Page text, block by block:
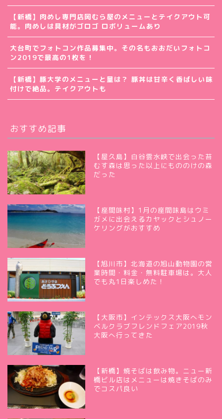
【新橋】肉めし専門店岡むら屋のメニューとテイクアウト可
能。肉めしは具材がゴロゴ ロボリュームあり
大台町でフォトコン作品募集中。その名もおおだいフォトコ
ン2019で最高の1枚を！
【新橋】豚大学のメニューと量は？ 豚丼は甘辛く香ばしい味
付けで絶品。テイクアウトも
おすすめ記事
【屋久島】白谷雲水峡で出会った苔
むす森は思った以上にもののけの森
だった
【座間味村】1月の座間味島はウミ
ガメに出会えるカヤックとシュノー
ケリングがおすすめ
【旭川市】北海道の旭山動物園の営
業時間・料金・無料駐車場は。大人
でも丸1日楽しめた！
【大阪市】インテックス大阪へモン
ベルクラブフレンドフェア2019秋
大阪へ行ってきた
【新橋】焼そばは飲み物。ニュー新
橋ビル店はメニューは焼きそばのみ
でコスパ良い